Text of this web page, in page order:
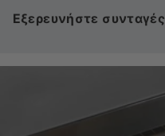
Εξερευνήστε συνταγές